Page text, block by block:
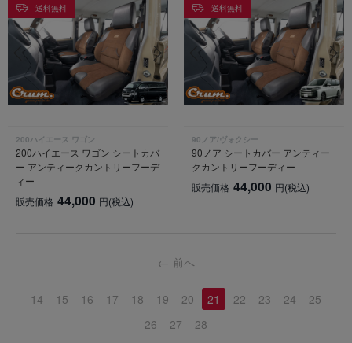
送料無料
200ハイエース ワゴン
200ハイエース ワゴン シートカバ
ー アンティークカントリーフーデ
ィー
販売価格 44,000 円(税込)
送料無料
90ノア/ヴォクシー
90ノア シートカバー アンティー
クカントリーフーディー
販売価格 44,000 円(税込)
前へ
14 15 16 17 18 19 20 21 22 23 24
25
26
27 28